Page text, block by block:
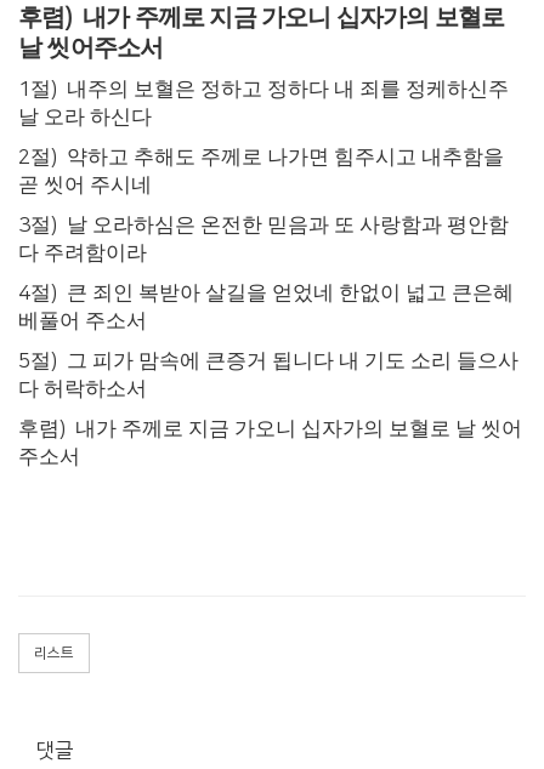
후렴) 내가 주께로 지금 가오니 십자가의 보혈로
날 씻어주소서
1 절) 내주의 보혈은 정하고 정하다 내 죄를 정케하신주
날 오라 하신다
2절) 약하고 추해도 주께로 나가면 힘주시고 내추함을
곧 씻어 주시네
3절) 날 오라하심은 온전한 믿음과 또 사랑함과 평안함
다 주려함이라
4절) 큰 죄인 복받아 살길을 얻었네 한없이 넓고 큰은혜
베풀어 주소서
5절) 그 피가 맘속에 큰증거 됩니다 내 기도 소리 들으사
다 허락하소서
후렴) 내가 주께로 지금 가오니 십자가의 보혈로 날 씻어
주소서
리스트
댓글